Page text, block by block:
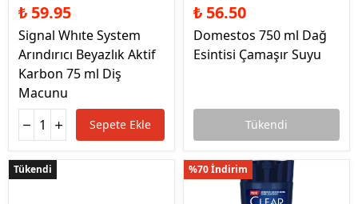
₺ 59.95
Signal Whıte System
Arındırıcı Beyazlık Aktif
Karbon 75 ml Diş
Macunu
Sepete Ekle
₺ 56.50
Domestos 750 ml Dağ
Esintisi Çamaşır Suyu
Tükendi
Tükendi
Tükendi %70 İndirim